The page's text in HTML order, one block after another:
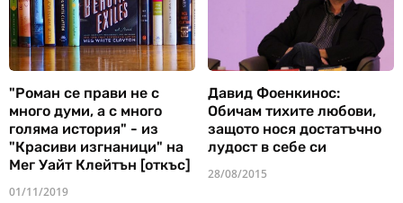
"Роман се прави не с
много думи, а с много
голяма история" - из
"Красиви изгнаници" на
Мег Уайт Клейтън [откъс]
01/11/2019
Давид Фоенкинос:
Обичам тихите любови,
защото нося достатъчно
лудост в себе си
28/08/2015